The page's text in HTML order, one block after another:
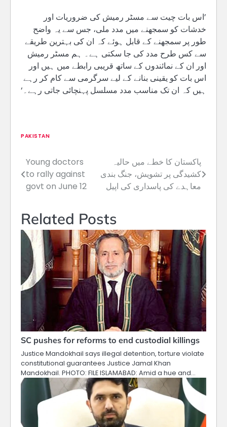
’اس بات چیت سے مسٹر رمیش کی ضروریات اور
خدشات کو سمجھنے میں مدد ملی، جس سے یہ واضح
طور پر سمجھنے کے قابل ہوئے کہ ان کی بہترین طریقے
سے کس طرح مدد کی جا سکتی ہے۔ ہم مسٹر رمیش
اور ان کے نمائندوں کے ساتھ قریبی رابطے میں ہیں اور
اس بات کو یقینی بنانے کے لیے سرگرمی سے کام کر رہے
ہیں کہ ان تک مناسب مدد مسلسل پہنچائی جاتی رہے۔‘
PAKISTAN
Post
navigation
Young doctors
to rally against
govt on June 12
پاکستان کا خطے میں حالیہ
کشیدگی پر تشویش، جنگ بندی
معاہدے کی پاسداری کی اپیل
Related Posts
SC pushes for reforms to end custodial killings
Justice Mandokhail says illegal detention, torture violate
constitutional guarantees Justice Jamal Khan
Mandokhail. PHOTO: FILE ISLAMABAD: Amid a hue and…